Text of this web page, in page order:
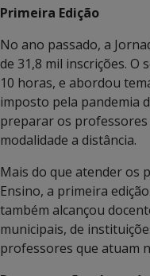
Primeira Edição
No ano passado, a
de 31,8 mil inscrições. O
10 horas, e abordou
imposto pela pandemia
preparar os professores
modalidade a distância.
Mais do que atender os
Ensino, a primeira
também alcançou
municipais, de
professores que atuam